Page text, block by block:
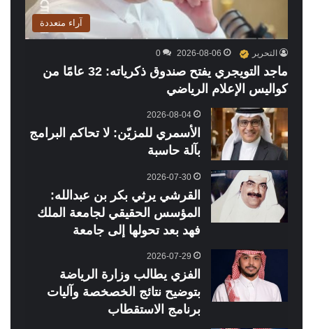
آراء متعددة
التحرير 2026-08-06
0
ماجد التويجري يفتح صندوق ذكرياته: 32 عامًا من
كواليس الإعلام الرياضي
2026-08-04
الأسمري للمزيّن: لا تحاكم البرامج
بآلة حاسبة
2026-07-30
القرشي يرثي بكر بن عبدالله:
المؤسس الحقيقي لجامعة الملك
فهد بعد تحولها إلى جامعة
2026-07-29
الفزي يطالب وزارة الرياضة
بتوضيح نتائج الخصخصة وآليات
برنامج الاستقطاب